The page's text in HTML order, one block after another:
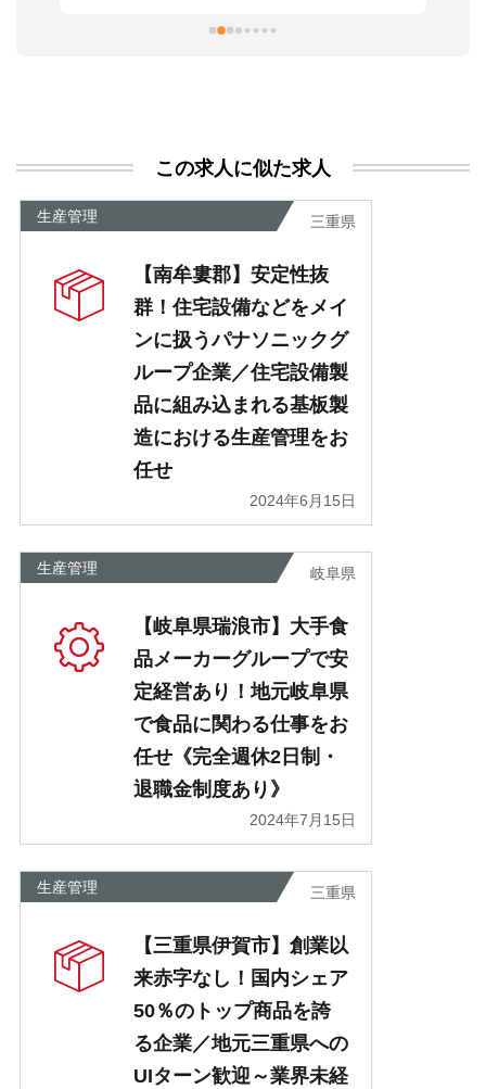
が
この求人に似た求人
生産管理 三重県
【南牟婁郡】安定性抜
群！住宅設備などをメイ
ンに扱うパナソニックグ
ループ企業／住宅設備製
品に組み込まれる基板製
造における生産管理をお
任せ
2024年6月15日
生産管理 岐阜県
【岐阜県瑞浪市】大手食
品メーカーグループで安
定経営あり！地元岐阜県
で食品に関わる仕事をお
任せ《完全週休2日制・
退職金制度あり》
2024年7月15日
生産管理 三重県
【三重県伊賀市】創業以
来赤字なし！国内シェア
50％のトップ商品を誇
る企業／地元三重県への
UIターン歓迎～業界未経